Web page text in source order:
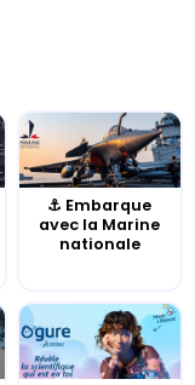
⚓️ Embarque
avec la Marine
nationale